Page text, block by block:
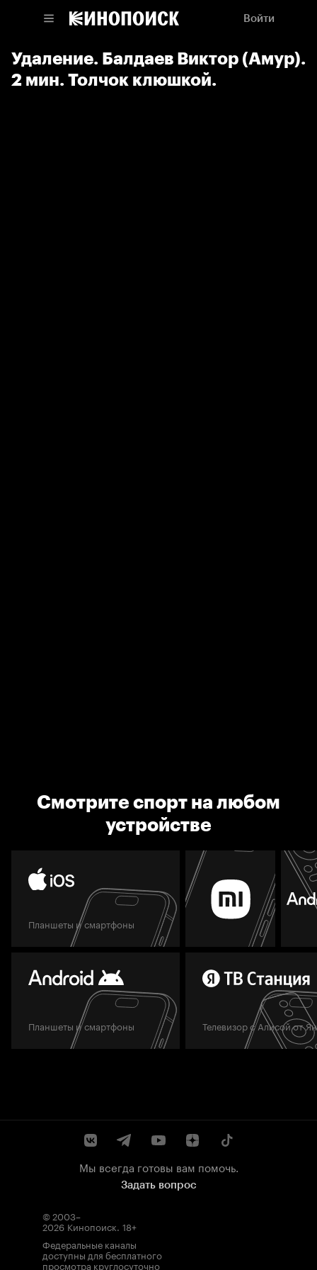
Войти
Удаление. Балдаев Виктор (Амур).
2 мин. Толчок клюшкой.
Смотрите спорт на любом
устройстве
Планшеты и смартфоны
Планшеты и смартфоны Телевизор с Алисой от
Мы всегда готовы вам помочь.
Задать вопрос
© 2003–
2026 Кинопоиск. 18+
Федеральные каналы
доступны для бесплатного
просмотра круглосуточно